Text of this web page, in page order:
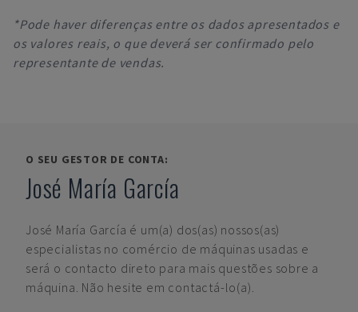
*Pode haver diferenças entre os dados apresentados e
os valores reais, o que deverá ser confirmado pelo
representante de vendas.
O SEU GESTOR DE CONTA:
José María García
José María García é um(a) dos(as) nossos(as)
especialistas no comércio de máquinas usadas e
será o contacto direto para mais questões sobre a
máquina. Não hesite em contactá-lo(a).